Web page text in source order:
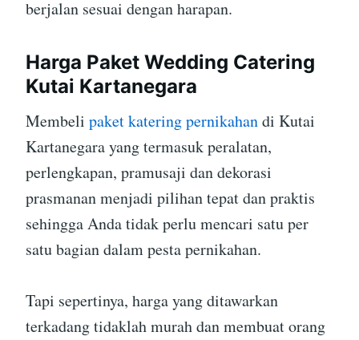
berjalan sesuai dengan harapan.
Harga Paket Wedding Catering
Kutai Kartanegara
Membeli paket katering pernikahandi Kutai
Kartanegara yang termasuk peralatan,
perlengkapan, pramusaji dan dekorasi
prasmanan menjadi pilihan tepat dan praktis
sehingga Anda tidak perlu mencari satu per
satu bagian dalam pesta pernikahan.
Tapi sepertinya, harga yang ditawarkan
terkadang tidaklah murah dan membuat orang